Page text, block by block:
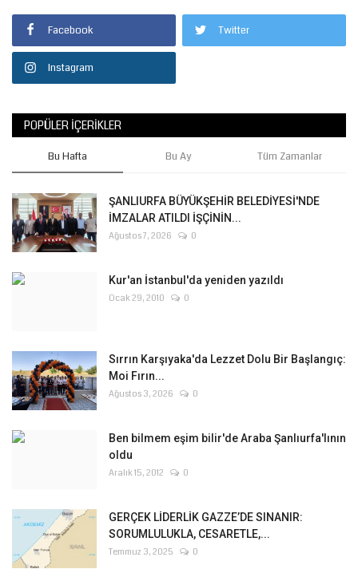
Facebook Twitter
Instagram
POPÜLER İÇERIKLER
Bu Hafta Bu Ay Tüm Zamanlar
ŞANLIURFA BÜYÜKŞEHİR BELEDİYESİ'NDE
İMZALAR ATILDI İŞÇİNİN...
Ağustos 7, 2026 0
Kur'an İstanbul'da yeniden yazıldı
Ocak 29, 2010 0
Sırrın Karşıyaka'da Lezzet Dolu Bir Başlangıç:
Moi Fırın...
Ağustos 3, 2026 0
Ben bilmem eşim bilir'de Araba Şanlıurfa'lının
oldu
Aralık 15, 2012 0
GERÇEK LİDERLİK GAZZE’DE SINANIR:
SORUMLULUKLA, CESARETLE,...
Temmuz 3, 2025 0